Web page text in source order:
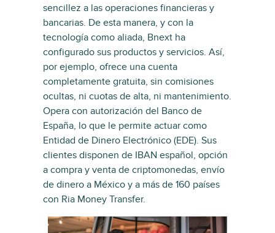
sencillez a las operaciones financieras y
bancarias. De esta manera, y con la
tecnología como aliada, Bnext ha
configurado sus productos y servicios. Así,
por ejemplo, ofrece una cuenta
completamente gratuita, sin comisiones
ocultas, ni cuotas de alta, ni mantenimiento.
Opera con autorización del Banco de
España, lo que le permite actuar como
Entidad de Dinero Electrónico (EDE). Sus
clientes disponen de IBAN español, opción
a compra y venta de criptomonedas, envío
de dinero a México y a más de 160 países
con Ria Money Transfer.